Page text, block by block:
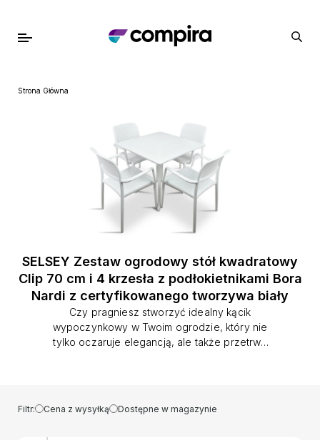
Strona Główna
SELSEY Zestaw ogrodowy stół kwadratowy
Clip 70 cm i 4 krzesła z podłokietnikami Bora
Nardi z certyfikowanego tworzywa biały
Czy pragniesz stworzyć idealny kącik
wypoczynkowy w Twoim ogrodzie, który nie
tylko oczaruje elegancją, ale także przetrwa
wyprodukowany we Włoszech z najwyższej
jakości polipropylenu, wzmocniony szklanym
Filtr: Cena z wysyłką Dostępne w magazynie